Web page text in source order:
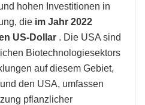
hohen Investitionen in
die im Jahr 2022
US-Dollar . Die USA sind
Biotechnologiesektors
auf diesem Gebiet,
den USA, umfassen
pflanzlicher